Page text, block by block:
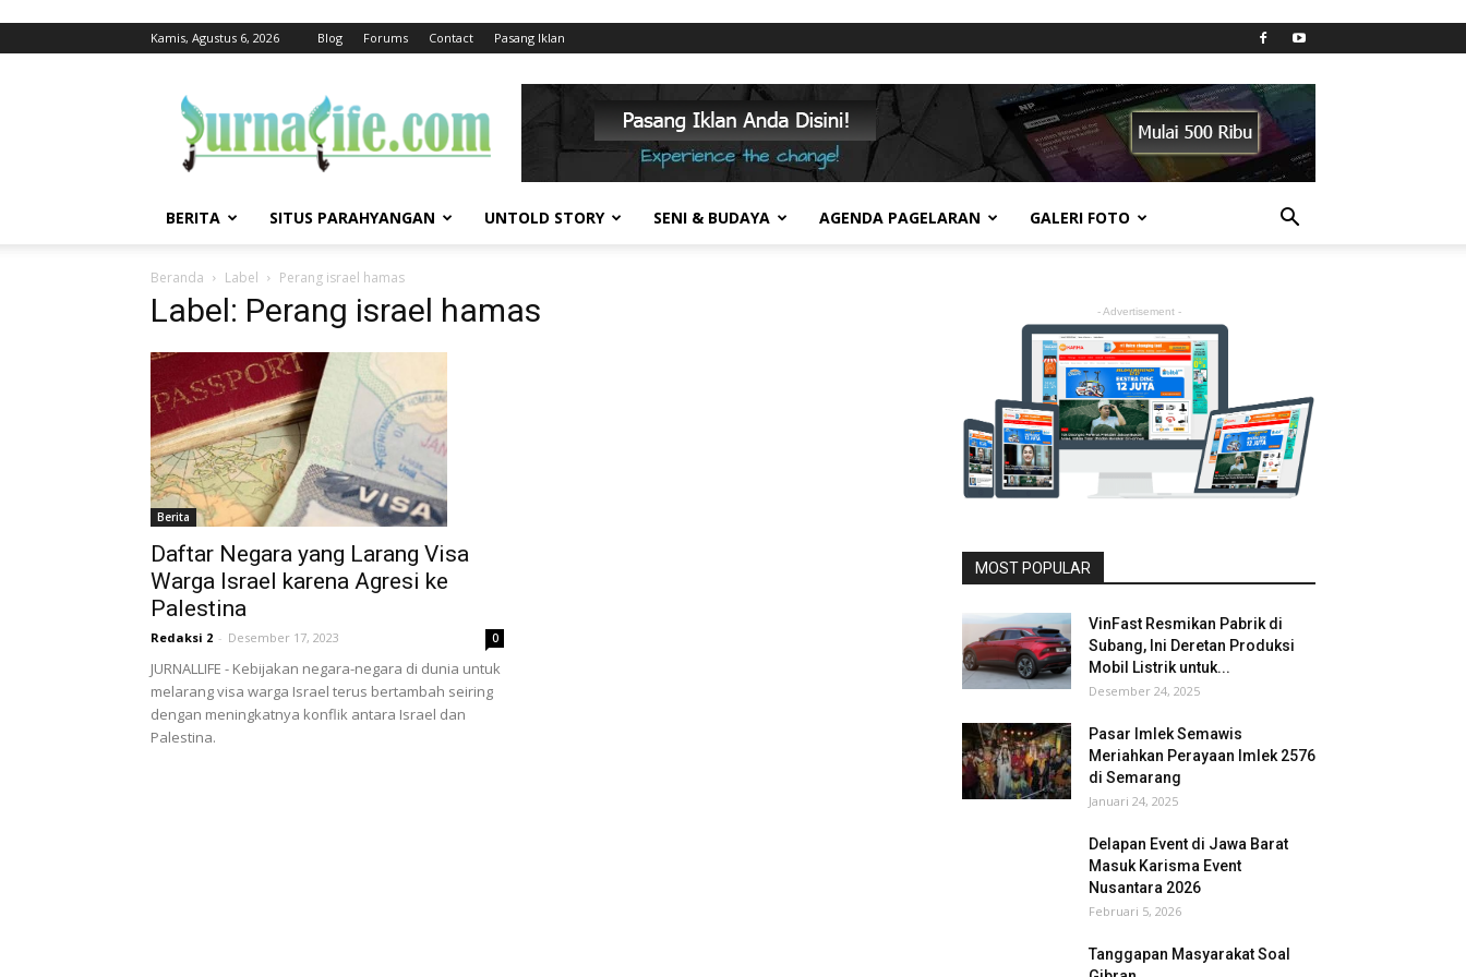
Kamis, Agustus 6, 2026 Blog Forums Contact Pasang Iklan
BERITA SITUS PARAHYANGAN UNTOLD STORY SENI & BUDAYA AGENDA PAGELARAN GALERI FOTO
Beranda Label Perang israel hamas
Label: Perang israel hamas
Berita
Daftar Negara yang Larang Visa
Warga Israel karena Agresi ke
Palestina
Redaksi 2 - Desember 17, 2023 0
JURNALLIFE - Kebijakan negara-negara di dunia untuk
melarang visa warga Israel terus bertambah seiring
dengan meningkatnya konflik antara Israel dan
Palestina.
- Advertisement -
MOST POPULAR
VinFast Resmikan Pabrik di
Subang, Ini Deretan Produksi
Mobil Listrik untuk...
Desember 24, 2025
Pasar Imlek Semawis
Meriahkan Perayaan Imlek 2576
di Semarang
Januari 24, 2025
Delapan Event di Jawa Barat
Masuk Karisma Event
Nusantara 2026
Februari 5, 2026
Tanggapan Masyarakat Soal